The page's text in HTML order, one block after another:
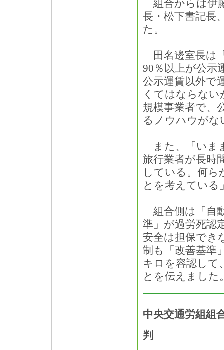
組合からは伊
長・松下書記長
た。
田名邊室長は
90％以上が公示
公示運賃以外で
くてはならない
規模事業者で、
るノウハウがな
また、「いま
旅行業者が長時
している。何ら
とを考えている
組合側は「自
準」が過労死認
安全は担保でき
制も「改善基準
キロを容認して
とを伝えました
中央交通労組
判